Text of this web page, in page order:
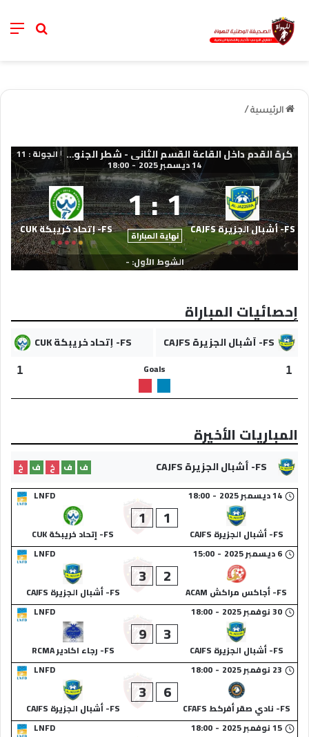
خانة
الرئيسية /
كرة القدم داخل القاعة القسم الثاني - شطر الجنوب 2025-2026 | الجولة : 11
14 ديسمبر 2025 -
18:00
FS- أشبال الجزيرة CAJFS 1
:
1
نهاية المباراة FS- إتحاد خريبكة CUK
الشوط الأول: -
إحصائيات المباراة
FS- أشبال الجزيرة CAJFS FS- إتحاد خريبكة CUK
1
Goals
1
المباريات الأخيرة
FS- أشبال الجزيرة CAJFS ف ف خ ف
خ
LNFD
14 ديسمبر 2025 -
18:00
FS- أشبال الجزيرة CAJFS
1
1
FS- إتحاد خريبكة CUK
LNFD
6 ديسمبر 2025 -
15:00
FS- أجاكس مراكش ACAM
2
3
FS- أشبال الجزيرة CAJFS
LNFD
30 نوفمبر 2025 -
18:00
FS- أشبال الجزيرة CAJFS
3
9
FS- رجاء اكادير RCMA
LNFD
23 نوفمبر 2025 -
18:00
FS- نادي صقر أفركط CFAFS
6
3
FS- أشبال الجزيرة CAJFS
LNFD
15 نوفمبر 2025 -
18:00